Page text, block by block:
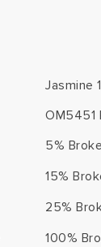
Jasmine
OM5451
5%
15%
25%
100%